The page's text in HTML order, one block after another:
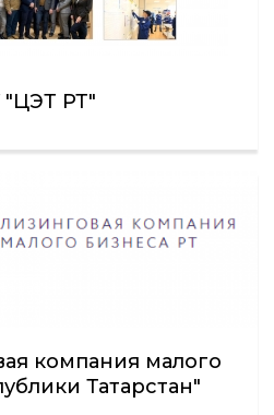
"ЦЭТ РТ"
компания малого
Татарстан"